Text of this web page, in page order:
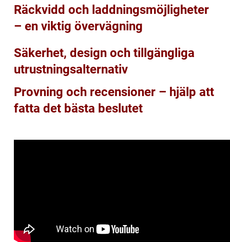
Räckvidd och laddningsmöjligheter
– en viktig övervägning
Säkerhet, design och tillgängliga
utrustningsalternativ
Provning och recensioner – hjälp att
fatta det bästa beslutet